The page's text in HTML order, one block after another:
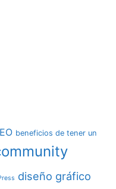
beneficios de tener un
diseño gráfico